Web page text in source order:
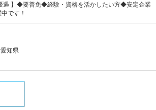
遇 】◆要普免◆経験・資格を活かしたい方◆安定企業
です！
知県